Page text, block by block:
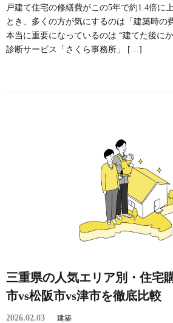
戸建て住宅の修繕費がこの5年で約1.4倍に
とき、多くの方が気にするのは「建築時の
本当に重要になっているのは “建てた後に
診断サービス「さくら事務所」 […]
三重県の人気エリア別・住宅
市vs松阪市vs津市を徹底比較
2026.02.03 建築